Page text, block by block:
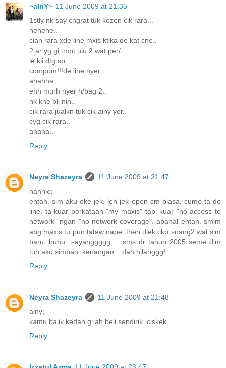
~aInY~ 11 June 2009 at 21:35
1stly nk say cngrat tuk kezen cik rara...
hehehe..
cian rara xde line mxis ktika de kat cne..
2 ar yg gi tmpt ulu 2 wat per/..
le kli dtg sp..
compom!!!de line nyer..
ahahha...
ehh murh nyer h/bag 2..
nk kne bli nih..
cik rara jualkn tuk cik ainy yer..
cyg cik rara..
ahaha..
Reply
Neyra Shazeyra
11 June 2009 at 21:47
hannie;
entah. sim aku oke jek. leh jek open cm biasa. cume ta de
line. ta kuar perkataan "my maxis" tapi kuar "no access to
network" ngan "no network coverage". apahal entah. smlm
abg maxis tu pun tataw nape. then diek ckp snang2 wat sim
baru. huhu...sayanggggg......sms dr tahun 2005 seme dlm
tuh aku simpan. kenangan....dah hilanggg!
Reply
Neyra Shazeyra
11 June 2009 at 21:48
ainy;
kamu balik kedah gi ah beli sendirik. ciskek.
Reply